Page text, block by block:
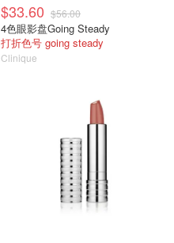
$33.60 $56.00
4色眼影盘Going Steady
打折色号 going steady
Clinique